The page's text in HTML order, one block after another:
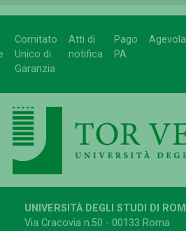
Comitato
Unico di
Garanzia
Atti di
notifica
Pago
PA
Agevola
UNIVERSITÀ DEGLI STUDI DI
Via Cracovia n.50 - 00133 Roma